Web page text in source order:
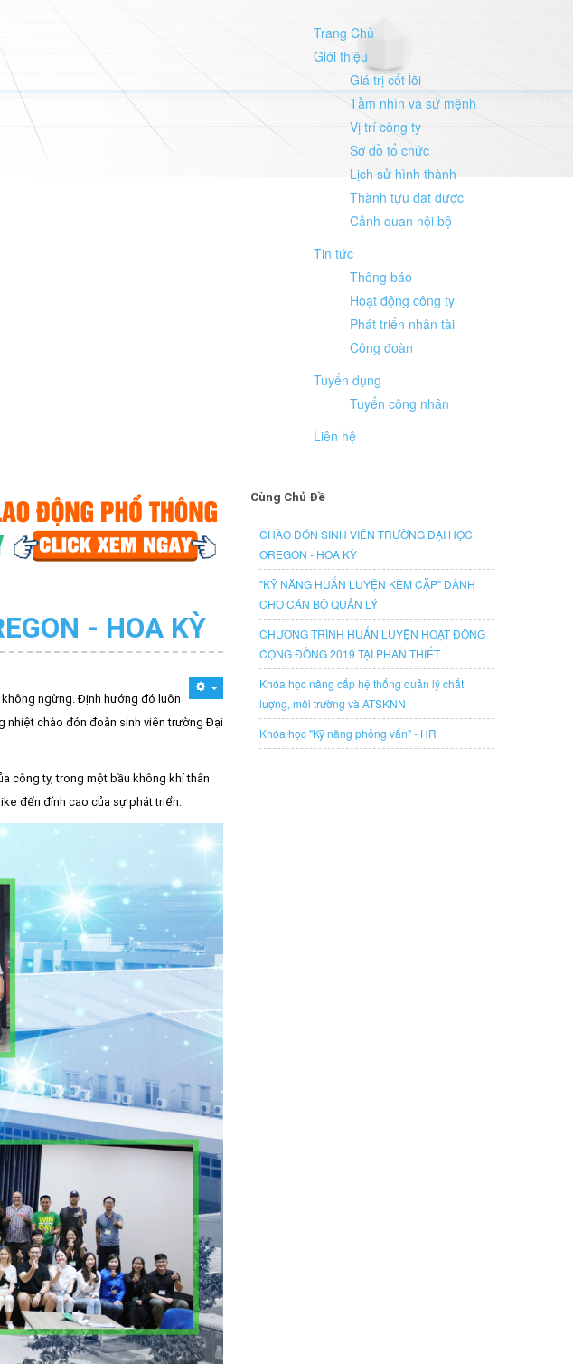
Trang Chủ
Giới thiệu
Giá trị cốt lõi
Tầm nhìn và sứ mệnh
Vị trí công ty
Sơ đồ tổ chức
Lịch sử hình thành
Thành tựu đạt được
Cảnh quan nội bộ
Tin tức
Thông báo
Hoạt động công ty
Phát triển nhân tài
Công đoàn
Tuyển dụng
Tuyển công nhân
Liên hệ
- HOA KỲ
ngừng. Định hướng đó luôn
nhiệt chào đón đoàn sinh viên trường Đại
công ty, trong một bầu không khí thân
đến đỉnh cao của sự phát triển.
Cùng Chủ Đề
CHÀO ĐÓN SINH VIÊN TRƯỜNG ĐẠI HỌC
OREGON - HOA KỲ
"KỸ NĂNG HUẤN LUYỆN KÈM CẶP" DÀNH
CHO CÁN BỘ QUẢN LÝ
CHƯƠNG TRÌNH HUẤN LUYỆN HOẠT ĐỘNG
CỘNG ĐỒNG 2019 TẠI PHAN THIẾT
Khóa học nâng cấp hệ thống quản lý chất
lượng, môi trường và ATSKNN
Khóa học "Kỹ năng phỏng vấn" - HR